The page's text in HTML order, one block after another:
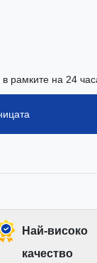
рамките на 24
Най-високо
качество